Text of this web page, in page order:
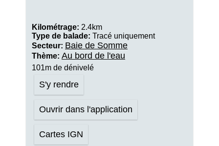
Kilométrage: 2.4km
Type de balade: Tracé uniquement
Secteur: Baie de Somme
Thème: Au bord de l'eau
101m de dénivelé
S'y rendre
Ouvrir dans l'application
Cartes IGN